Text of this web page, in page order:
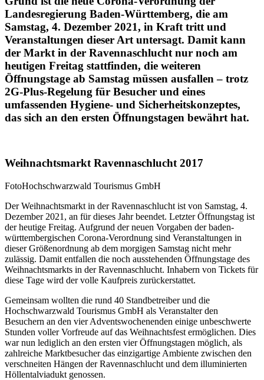
Landesregierung Baden-Württemberg, die am
Samstag, 4. Dezember 2021, in Kraft tritt und
Veranstaltungen dieser Art untersagt. Damit kann
der Markt in der Ravennaschlucht nur noch am
heutigen Freitag stattfinden, die weiteren
Öffnungstage ab Samstag müssen ausfallen – trotz
2G-Plus-Regelung für Besucher und eines
umfassenden Hygiene- und Sicherheitskonzeptes,
das sich an den ersten Öffnungstagen bewährt hat.
Weihnachtsmarkt Ravennaschlucht 2017
FotoHochschwarzwald Tourismus GmbH
Der Weihnachtsmarkt in der Ravennaschlucht ist von Samstag, 4.
Dezember 2021, an für dieses Jahr beendet. Letzter Öffnungstag ist
der heutige Freitag. Aufgrund der neuen Vorgaben der baden-
württembergischen Corona-Verordnung sind Veranstaltungen in
dieser Größenordnung ab dem morgigen Samstag nicht mehr
zulässig. Damit entfallen die noch ausstehenden Öffnungstage des
Weihnachtsmarkts in der Ravennaschlucht. Inhabern von Tickets für
diese Tage wird der volle Kaufpreis zurückerstattet.
Gemeinsam wollten die rund 40 Standbetreiber und die
Hochschwarzwald Tourismus GmbH als Veranstalter den
Besuchern an den vier Adventswochenenden einige unbeschwerte
Stunden voller Vorfreude auf das Weihnachtsfest ermöglichen. Dies
war nun lediglich an den ersten vier Öffnungstagen möglich, als
zahlreiche Marktbesucher das einzigartige Ambiente zwischen den
verschneiten Hängen der Ravennaschlucht und dem illuminierten
Höllentalviadukt genossen.